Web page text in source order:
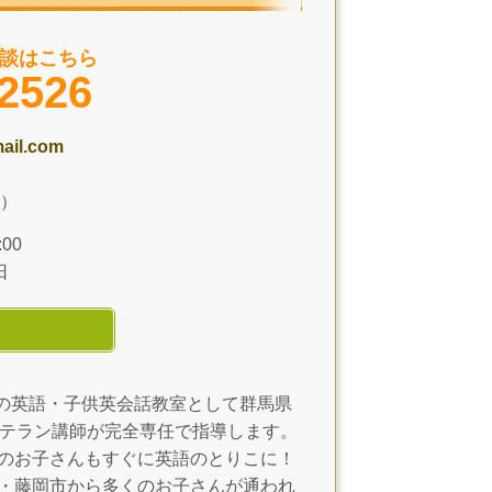
はこちら
語・子供英会話教室として群馬県
ラン講師が完全専任で指導します。
子さんもすぐに英語のとりこに！
藤岡市から多くのお子さんが通われ